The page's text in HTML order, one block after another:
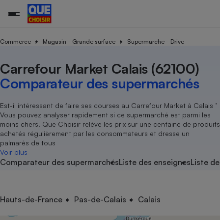
Commerce Magasin - Grande surface Supermarché - Drive
Carrefour Market Calais (62100)
Comparateur des supermarchés
Est-il intéressant de faire ses courses au Carrefour Market à Calais ’
Vous pouvez analyser rapidement si ce supermarché est parmi les
moins chers. Que Choisir relève les prix sur une centaine de produits
achetés régulièrement par les consommateurs et dresse un
palmarès de tous
Voir plus
Comparateur des supermarchésListe des enseignesListe
Hauts-de-France Pas-de-Calais Calais
Additifs
Nutrition
Assurance auto
Magasin - Grande surface
Méthode de vente -
Organismes de défense
Système judiciairegratuit
Déchet
Achat - Vente - Travaux
Location
Sport
électrique
Démarche administrative
Senior
Service marchand
Train
Transport aérien
Toutes les actualités
Enquêtes
Guides d'achat
Conseils
Brèves
Tous les services
Soumettre un litige
Lettres types
Rencontrer une association locale
Tous nos combats
Nos actions
Nos grandes victoires
Les billets de la présidente
Nos associations locales
Nous rejoindre
En savoir plus sur Que Choisir Ensemble
L’association
Nos missions
Notre méthodologie
Notre financement
Nos partenaires
Nous rejoindre